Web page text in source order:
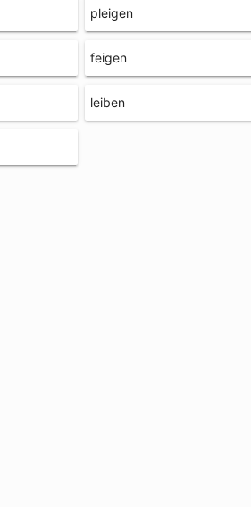
pleigen
feigen
leiben